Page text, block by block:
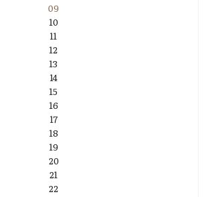
09
10
11
12
13
14
15
16
17
18
19
20
21
22